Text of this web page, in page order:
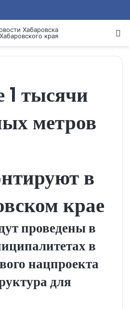
тысячи
метров
в
крае
проведены в
в
нацпроекта
для